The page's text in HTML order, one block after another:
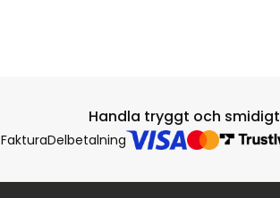
Handla tryggt och smidigt
FakturaDelbetalning